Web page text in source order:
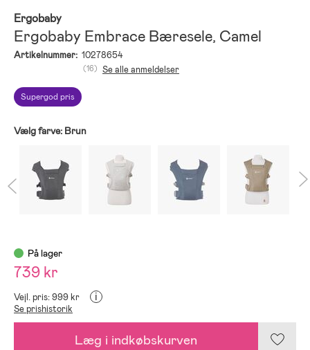
Ergobaby
Ergobaby Embrace Bæresele, Camel
Artikelnummer: 10278654
Supergod pris
(16) Se alle anmeldelser
Vælg farve: Brun
På lager
739 kr
Vejl. pris: 999 kr i
Se prishistorik
Læg i indkøbskurven